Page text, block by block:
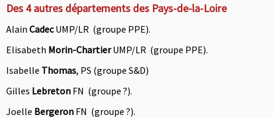
Des 4 autres départements des Pays-de-la-Loire
Alain CadecUMP/LR (groupe PPE).
Elisabeth Morin-ChartierUMP/LR (groupe PPE).
Isabelle Thomas, PS (groupe S&D)
Gilles Lebreton FN (groupe ?).
Joelle Bergeron FN (groupe ?).